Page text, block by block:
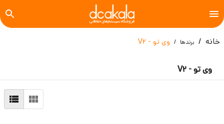
خانه برندها وی تو - V2
وی تو - V2